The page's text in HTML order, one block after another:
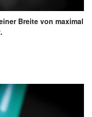
Breite von maximal